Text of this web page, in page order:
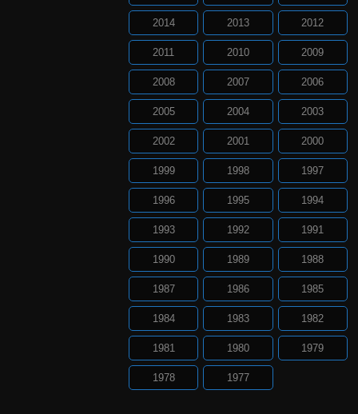
2014 2013 2012
2011 2010 2009
2008 2007 2006
2005 2004 2003
2002 2001 2000
1999 1998 1997
1996 1995 1994
1993 1992 1991
1990 1989 1988
1987 1986 1985
1984 1983 1982
1981 1980 1979
1978 1977